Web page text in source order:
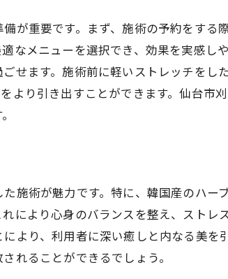
施術中に味わう心地よいリラック
地元の自然素材による特別な癒し
ストレス解消に最適なプログラム
地元産の天然素材の効果と安全性
地域の特色を活かした施術法
肌にやさしい地元素材の選び方
が重要です。まず、施術の予約をす
なメニューを選択でき、効果を実感し
せます。施術前に軽いストレッチを
より引き出すことができます。仙台市
施術が魅力です。特に、韓国産のハ
により心身のバランスを整え、スト
より、利用者に深い癒しと内なる美
れることができるでしょう。